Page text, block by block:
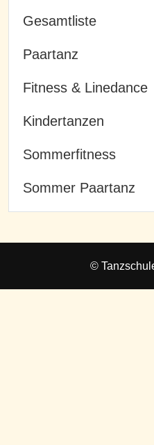
Gesamtliste
Paartanz
Fitness & Linedance
Kindertanzen
Sommerfitness
Sommer Paartanz
©